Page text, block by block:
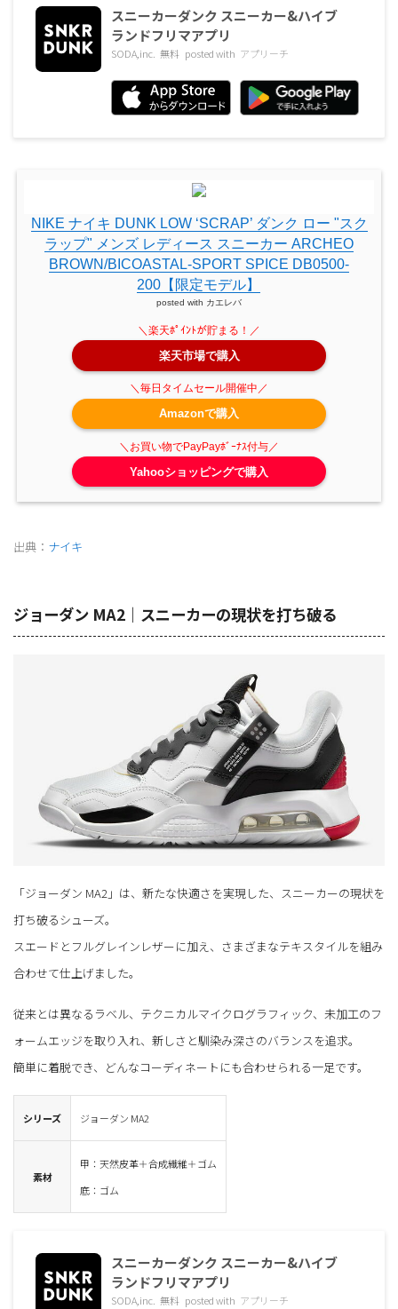
スニーカーダンク スニーカー&ハイブ
ランドフリマアプリ
SODA,inc. 無料 posted with アプリーチ
NIKE ナイキ DUNK LOW ‘SCRAP’ ダンク ロー "スク
ラップ" メンズ レディース スニーカー ARCHEO
BROWN/BICOASTAL-SPORT SPICE DB0500-
200【限定モデル】
posted with カエレバ
楽天市場で購入
Amazonで購入
Yahooショッピングで購入
出典： ナイキ
ジョーダン MA2｜スニーカーの現状を打ち破る
「ジョーダン MA2」は、新たな快適さを実現した、スニーカーの現状を
打ち破るシューズ。
スエードとフルグレインレザーに加え、さまざまなテキスタイルを組み
合わせて仕上げました。
従来とは異なるラベル、テクニカルマイクログラフィック、未加工のフ
ォームエッジを取り入れ、新しさと馴染み深さのバランスを追求。
簡単に着脱でき、どんなコーディネートにも合わせられる一足です。
シリーズ ジョーダン MA2
素材
甲：天然皮革＋合成繊維＋ゴム
底：ゴム
スニーカーダンク スニーカー&ハイブ
ランドフリマアプリ
SODA,inc. 無料 posted with アプリーチ